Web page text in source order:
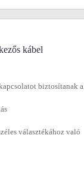
kábel
biztosítanak a
választékához való